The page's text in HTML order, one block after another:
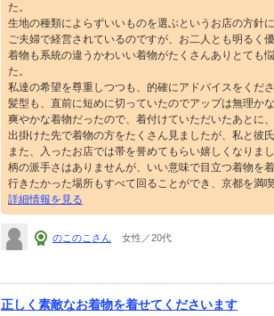
た。
生地の種類によらずいいものを選ぶというお店の方針
ご夫婦で経営されているのですが、お二人とも明るく
着物も系統の違うかわいい着物がたくさんありとても
た。
私達の希望を尊重しつつも、的確にアドバイスをくだ
髪型も、直前に短めに切っていたのでアップは無理か
爽やかな着物だったので、着付けていただいたあとに
出掛けた先で着物の方をたくさん見ましたが、私と彼
また、入ったお店では帯を誉めてもらい嬉しくなりまし
柄の派手さはありませんが、いい意味で目立つ着物を
行きたかった場所もすべて回ることができ、京都を満
詳細情報を見る
のこのこさん 女性／20代
正しく素敵なお着物を着せてくださいます